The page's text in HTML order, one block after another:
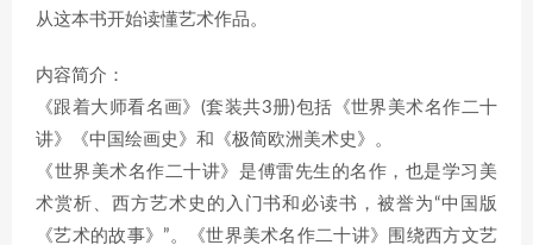
从这本书开始读懂艺术作品。
内容简介：
《跟着大师看名画》(套装共3册)包括《世界美术名作二十
讲》《中国绘画史》和《极简欧洲美术史》。
《世界美术名作二十讲》是傅雷先生的名作，也是学习美
术赏析、西方艺术史的入门书和必读书，被誉为“中国版
《艺术的故事》”。《世界美术名作二十讲》围绕西方文艺